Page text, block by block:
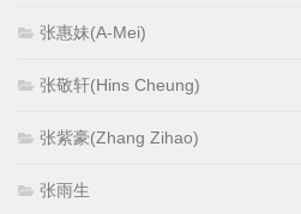
张惠妹(A-Mei)
张敬轩(Hins Cheung)
张紫豪(Zhang Zihao)
张雨生